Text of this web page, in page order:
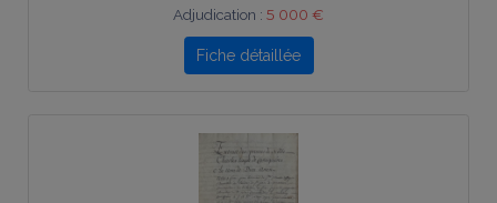
Adjudication : 5 000 €
Fiche détaillée